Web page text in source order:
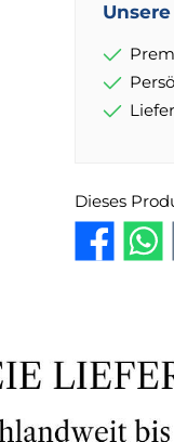
Dieses